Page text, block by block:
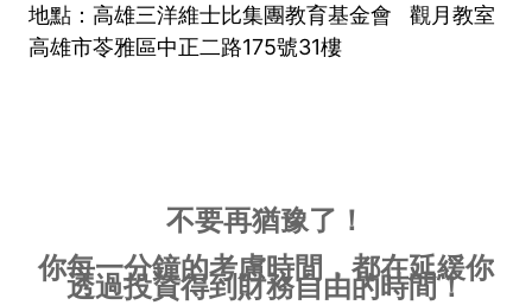
地點：高雄三洋維士比集團教育基金會 觀月教室
高雄市苓雅區中正二路175號31樓
不要再猶豫了！
你每一分鐘的考慮時間，都在延緩你
透過投資得到財務自由的時間！